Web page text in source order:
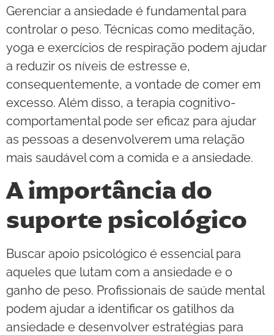
Gerenciar a ansiedade é fundamental para
controlar o peso. Técnicas como meditação,
yoga e exercícios de respiração podem ajudar
a reduzir os níveis de estresse e,
consequentemente, a vontade de comer em
excesso. Além disso, a terapia cognitivo-
comportamental pode ser eficaz para ajudar
as pessoas a desenvolverem uma relação
mais saudável com a comida e a ansiedade.
A importância do
suporte psicológico
Buscar apoio psicológico é essencial para
aqueles que lutam com a ansiedade e o
ganho de peso. Profissionais de saúde mental
podem ajudar a identificar os gatilhos da
ansiedade e desenvolver estratégias para